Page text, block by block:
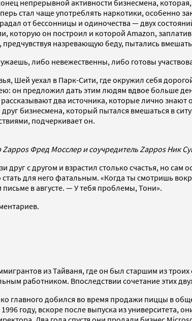
непрерывной активности бизнесмена,
стал чаще употреблять наркотики, особенно
от бессонницы и одиночества — двух
которую он построил и которой Amazon,
назревающую беду, пытались
либо невежественны, либо готовы
Шей уехал в Парк-Сити, где окружил себя
он предложил дать этим людям вдвое больше
два источника, которые лично
бизнесмена, который пытался вмешаться в
подчеркивает он.
Фред Мосслер и соучредитель Zappos Ник
друг с другом и взрастил столько счастья, но
для него фатальным. «Когда ты смотришь
в августе. — У тебя проблемы, Тони».
из Тайваня, где он был старшим из
работником. Впоследствии сочетание этих
главного добился во время продажи пиццы в
году, вскоре после выпуска из университета,